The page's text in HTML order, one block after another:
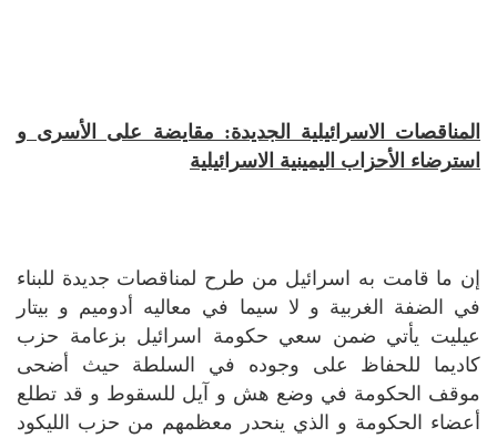
المناقصات الاسرائيلية الجديدة: مقايضة على الأسرى و
استرضاء الأحزاب اليمينية الاسرائيلية
إن ما قامت به اسرائيل من طرح لمناقصات جديدة للبناء
في الضفة الغربية و لا سيما في معاليه أدوميم و بيتار
عيليت يأتي ضمن سعي حكومة اسرائيل بزعامة حزب
كاديما للحفاظ على وجوده في السلطة حيث أضحى
موقف الحكومة في وضع هش و آيل للسقوط و قد تطلع
أعضاء الحكومة و الذي ينحدر معظمهم من حزب الليكود